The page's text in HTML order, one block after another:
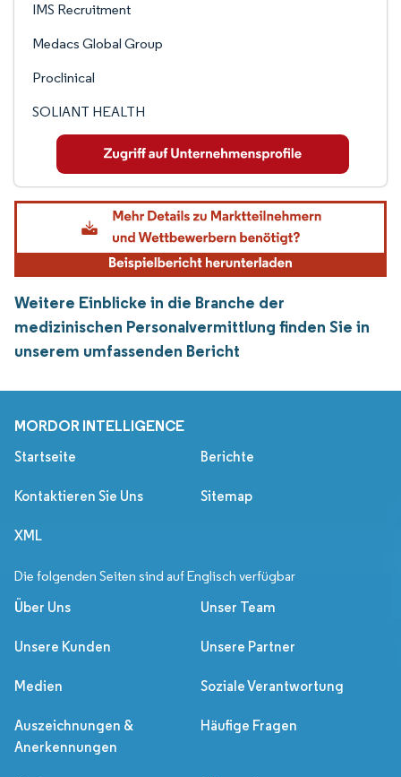
IMS Recruitment
Medacs Global Group
Proclinical
SOLIANT HEALTH
Weitere Einblicke in die Branche der
medizinischen Personalvermittlung finden Sie in
unserem umfassenden Bericht
MORDOR INTELLIGENCE
Startseite Berichte
Kontaktieren Sie Uns Sitemap
XML
Die folgenden Seiten sind auf Englisch verfügbar
Über Uns Unser Team
Unsere Kunden Unsere Partner
Medien Soziale Verantwortung
Auszeichnungen &
Anerkennungen
Häufige Fragen